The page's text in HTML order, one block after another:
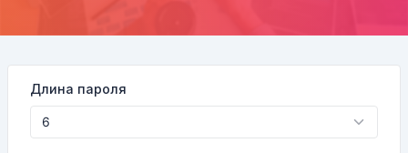
Длина пароля